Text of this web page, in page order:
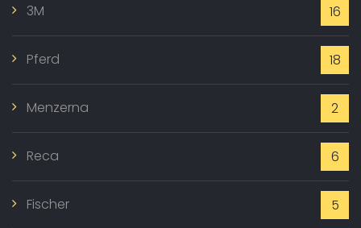
3M 16
Pferd 18
Menzerna 2
Reca 6
Fischer 5